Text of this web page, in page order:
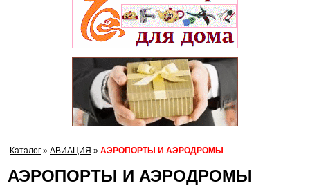
Каталог » АВИАЦИЯ » АЭРОПОРТЫ И АЭРОДРОМЫ
АЭРОПОРТЫ И АЭРОДРОМЫ